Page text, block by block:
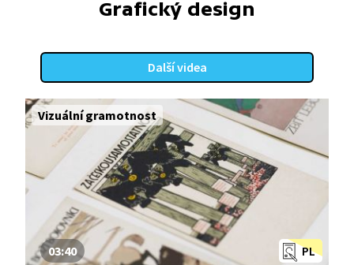
Grafický design
Další videa
Vizuální gramotnost
PL
03:40